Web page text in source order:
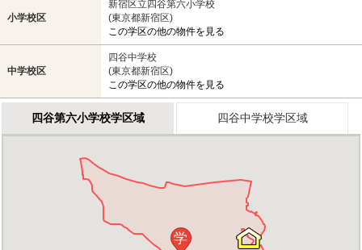
小学校区
新宿区立四谷第六小学校
(東京都新宿区)
この学区の他の物件を見る
中学校区
四谷中学校
(東京都新宿区)
この学区の他の物件を見る
四谷第六小学校学区域 四谷中学校学区域
学